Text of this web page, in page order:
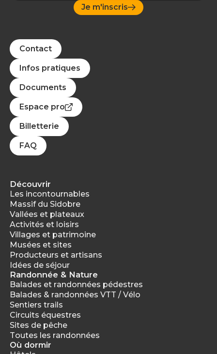
Je m'inscris
Contact
Infos pratiques
Documents
Espace pro
Billetterie
FAQ
Découvrir
Les incontournables
Massif du Sidobre
Vallées et plateaux
Activités et loisirs
Villages et patrimoine
Musées et sites
Producteurs et artisans
Idées de séjour
Randonnée & Nature
Balades et randonnées pédestres
Balades & randonnées VTT / Vélo
Sentiers trails
Circuits équestres
Sites de pêche
Toutes les randonnées
Où dormir